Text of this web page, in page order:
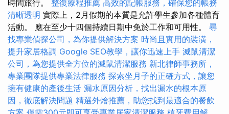
時間旅行。 整復療程推薦 高效的記帳服務，確保您的帳務
清晰透明 實際上，2月假期的本質是允許學生參加各種體育
活動。 應在至少十四個持續日期中免於工作和可用性。 尋
找專業偵探公司，為你提供解決方案 時尚且實用的裝潢，
提升家居格調 Google SEO教學，讓你迅速上手 滅鼠清潔
公司，為您提供全方位的滅鼠清潔服務 新北律師事務所，
專業團隊提供專業法律服務 探索坐月子的正確方式，讓您
擁有健康的產後生活 漏水原因分析，找出漏水的根本原
因，徹底解決問題 精選外燴推薦，助您找到最適合的餐飲